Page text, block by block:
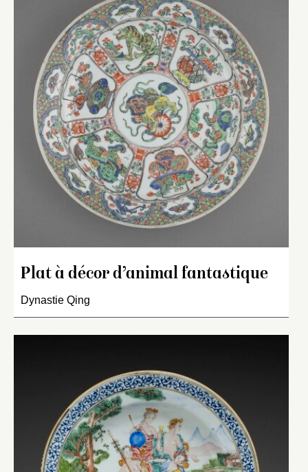
Plat à décor d’animal fantastique
Dynastie Qing